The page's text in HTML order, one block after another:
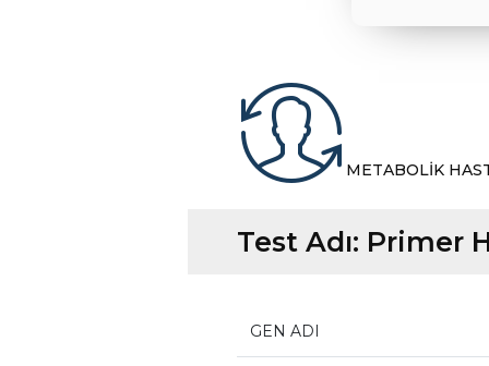
METABOLİK
Test Adı: Primer
GEN ADI